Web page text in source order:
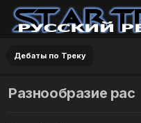
Дебаты по Треку
Разнообразие рас